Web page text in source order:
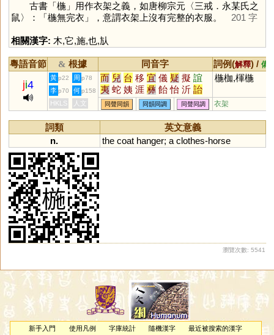
古書「椸」用作衣架之義，如唐柳宗元〈三戒．永某氏之
鼠〉：「椸無完衣」，意謂衣架上沒有完整的衣服。
201 字
相關漢字: 木,它,施,也,㫃
粵語音節 & 根據 同音字 詞例(解釋) / 備
ji4
黃 p22 周 p78 而 兒 台 移 宜 儀 疑 擬 誼
夷 蛇 姨 涯 彝 飴 怡 沂 詒
迤 酏 皚 頤 貽 咦 胰 簃 訑
觺 貤 鮞 痍 荑 宧 臑 嶷 匜
眙 扅 𦣞 峏 迻 侕 洍 沶 溰 崺
异 儿 鸃 鴯 螔 輀 袲 聏 羠
眱 唲 袘 荋 箷 鏔 鉹 蛦 耛
椸枷,楎椸
李 p70 何 p158
HKLS 人文 同聲同韻 同韻同調 同聲同調 衣架
詞類
英文意義
n.
the coat hanger; a clothes-horse
瀏覽次數: 5541
新手入門 使用凡例 字庫統計 隨機漢字 最近被搜索的漢字